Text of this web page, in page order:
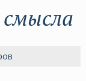
смысла